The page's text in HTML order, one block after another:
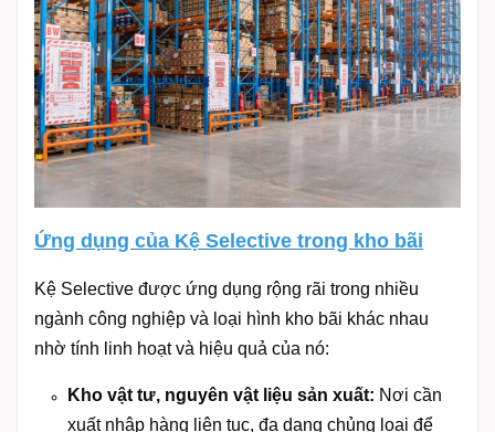
Ứng dụng của Kệ Selective trong kho bãi
Kệ Selective được ứng dụng rộng rãi trong nhiều
ngành công nghiệp và loại hình kho bãi khác nhau
nhờ tính linh hoạt và hiệu quả của nó:
Kho vật tư, nguyên vật liệu sản xuất: Nơi cần
xuất nhập hàng liên tục, đa dạng chủng loại để